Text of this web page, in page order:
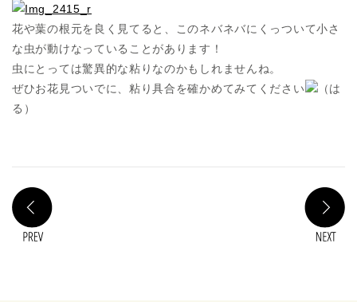
花や葉の根元を良く見てると、このネバネバにくっついて小さ
な虫が動けなっていることがあります！
虫にとっては驚異的な粘りなのかもしれませんね。
ぜひお花見ついでに、粘り具合を確かめてみてください
（は
る）